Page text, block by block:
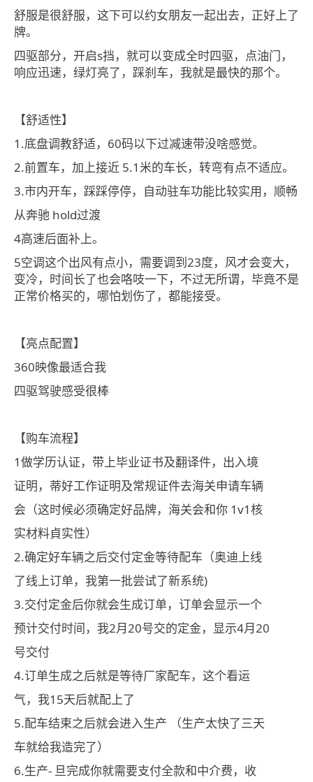
舒服是很舒服，这下可以约女朋友一起出去，正好上了
牌。
四驱部分，开启s挡，就可以变成全时四驱，点油门，
响应迅速，绿灯亮了，踩刹车，我就是最快的那个。
【舒适性】
1.底盘调教舒适，60码以下过减速带没啥感觉。
2.前置车，加上接近 5.1米的车长，转弯有点不适应。
3.市内开车，踩踩停停，自动驻车功能比较实用，顺畅
从奔驰 hold过渡
4高速后面补上。
5空调这个出风有点小，需要调到23度，风才会变大，
变冷，时间长了也会咯吱一下，不过无所谓，毕竟不是
正常价格买的，哪怕划伤了，都能接受。
【亮点配置】
360映像最适合我
四驱驾驶感受很棒
【购车流程】
1做学历认证，带上毕业证书及翻译件，出入境
证明，蒂好工作证明及常规证件去海关申请车辆
会（这时候必须确定好品牌，海关会和你 1v1核
实材料貞实性）
2.确定好车辆之后交付定金等待配车（奥迪上线
了线上订单，我第一批尝试了新系统)
3.交付定金后你就会生成订单，订单会显示一个
预计交付时间，我2月20号交的定金，显示4月20
号交付
4.订单生成之后就是等待厂家配车，这个看运
气，我15天后就配上了
5.配车结束之后就会进入生产 （生产太快了三天
车就给我造完了）
6.生产- 旦完成你就需要支付全款和中介费，收